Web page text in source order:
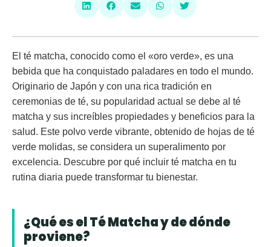
El té matcha, conocido como el «oro verde», es una
bebida que ha conquistado paladares en todo el mundo.
Originario de Japón y con una rica tradición en
ceremonias de té, su popularidad actual se debe al té
matcha y sus increíbles propiedades y beneficios para la
salud. Este polvo verde vibrante, obtenido de hojas de té
verde molidas, se considera un superalimento por
excelencia. Descubre por qué incluir té matcha en tu
rutina diaria puede transformar tu bienestar.
¿Qué es el Té Matcha y de dónde
proviene?